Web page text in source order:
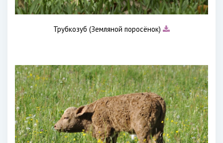
Трубкозуб (Земляной поросёнок)